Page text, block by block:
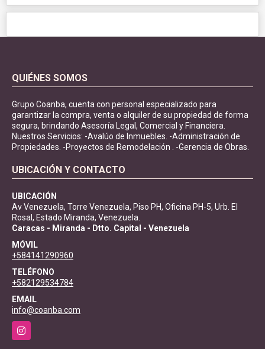
QUIÉNES SOMOS
Grupo Coanba, cuenta con personal especializado para
garantizar la compra, venta o alquiler de su propiedad de forma
segura, brindando Asesoría Legal, Comercial y Financiera.
Nuestros Servicios: -Avalúo de Inmuebles. -Administración de
Propiedades. -Proyectos de Remodelación . -Gerencia de Obras.
UBICACIÓN Y CONTACTO
UBICACIÓN
Av Venezuela, Torre Venezuela, Piso PH, Oficina PH-5, Urb. El
Rosal, Estado Miranda, Venezuela.
Caracas - Miranda - Dtto. Capital - Venezuela
MÓVIL
+584141290960
TELÉFONO
+582129534784
EMAIL
info@coanba.com
Instagram